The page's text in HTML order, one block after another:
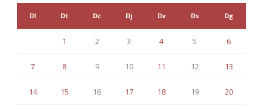
Dl Dt Dc Dj Dv Ds Dg
1 2 3 4 5 6
7 8 9 10 11 12 13
14 15 16 17 18 19 20